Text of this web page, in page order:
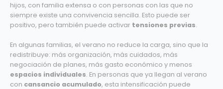
hijos, con familia extensa o con personas con las que no
siempre existe una convivencia sencilla. Esto puede ser
positivo, pero también puede activar tensiones previas.
En algunas familias, el verano no reduce la carga, sino que la
redistribuye: más organización, más cuidados, más
negociación de planes, más gasto económico y menos
espacios individuales. En personas que ya llegan al verano
con cansancio acumulado, esta intensificación puede